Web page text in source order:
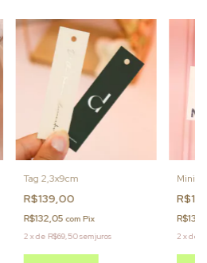
Tag 2,3x9cm
R$139,00
R$132,05com Pix
2 xde R$69,50sem juros
Mini
2 xde